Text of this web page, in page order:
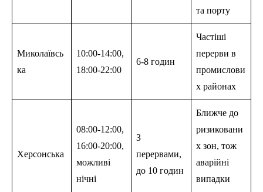
та порту
Миколаївсь
ка
10:00-14:00,
18:00-22:00
6-8 годин
Частіші
перерви в
промислови
х районах
Херсонська
08:00-12:00,
16:00-20:00,
можливі
нічні
З
перервами,
до 10 годин
Ближче до
ризиковани
х зон, тож
аварійні
випадки